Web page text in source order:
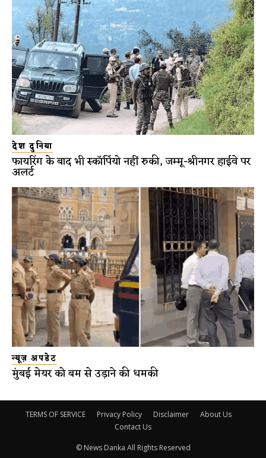
देश दुनिया
फायरिंग के बाद भी स्कॉर्पियो नहीं रुकी, जम्मू-श्रीनगर हाईवे पर
अलर्ट
न्यूज़ अपडेट
मुंबई मेयर को बम से उड़ाने की धमकी
TERMS OF SERVICE Privacy Policy Disclaimer
About Us
Contact Us
© News Danka All Rights Reserved